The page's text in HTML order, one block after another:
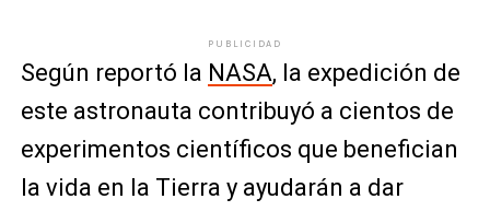
PUBLICIDAD
Según reportó la NASA, la expedición de
este astronauta contribuyó a cientos de
experimentos científicos que benefician
la vida en la Tierra y ayudarán a dar